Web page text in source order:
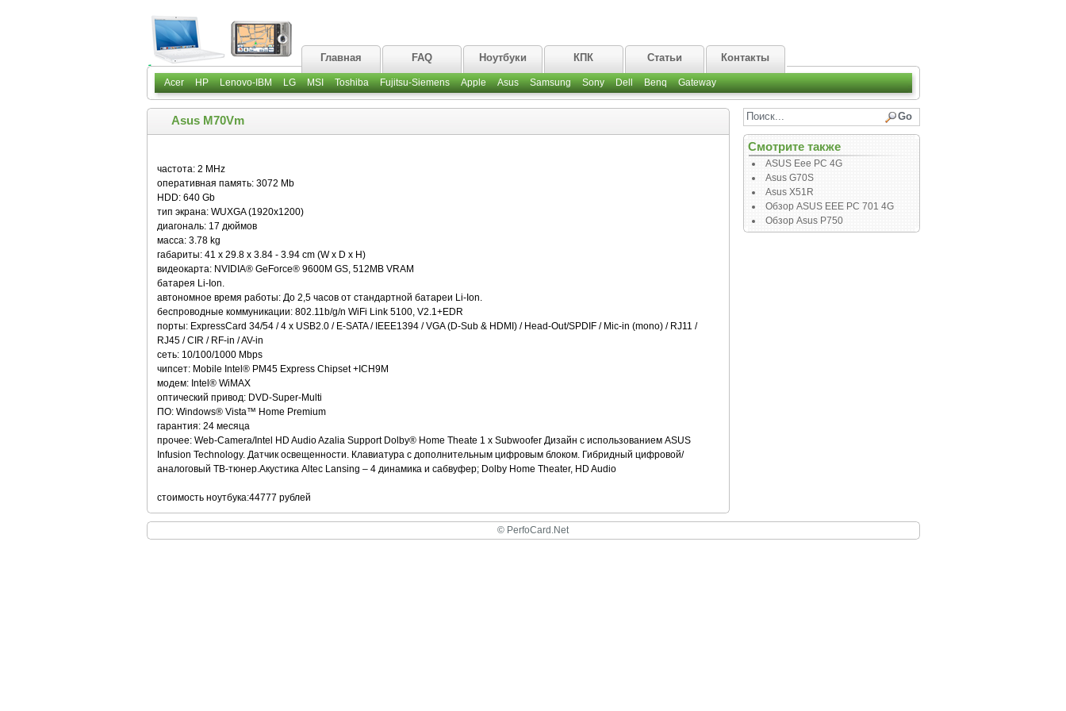
Главная FAQ Ноутбуки КПК Статьи Контакты
Acer HP Lenovo-IBM LG MSI Toshiba Fujitsu-Siemens Apple Asus Samsung Sony Dell Benq Gateway
Asus M70Vm
частота: 2 MHz
оперативная память: 3072 Mb
HDD: 640 Gb
тип экрана: WUXGA (1920x1200)
диагональ: 17 дюймов
масса: 3.78 kg
габариты: 41 x 29.8 x 3.84 - 3.94 cm (W x D x H)
видеокарта: NVIDIA® GeForce® 9600M GS, 512MB VRAM
батарея Li-Ion.
автономное время работы: До 2,5 часов от стандартной батареи Li-Ion.
беспроводные коммуникации: 802.11b/g/n WiFi Link 5100, V2.1+EDR
порты: ExpressCard 34/54 / 4 x USB2.0 / E-SATA / IEEE1394 / VGA (D-Sub & HDMI) / Head-Out/SPDIF / Mic-in (mono) / RJ11 /
RJ45 / CIR / RF-in / AV-in
сеть: 10/100/1000 Mbps
чипсет: Mobile Intel® PM45 Express Chipset +ICH9M
модем: Intel® WiMAX
оптический привод: DVD-Super-Multi
ПО: Windows® Vista™ Home Premium
гарантия: 24 месяца
прочее: Web-Camera/Intel HD Audio Azalia Support Dolby® Home Theate 1 x Subwoofer Дизайн с использованием ASUS
Infusion Technology. Датчик освещенности. Клавиатура с дополнительным цифровым блоком. Гибридный цифровой/
аналоговый ТВ-тюнер.Акустика Altec Lansing – 4 динамика и сабвуфер; Dolby Home Theater, HD Audio
стоимость ноутбука:44777 рублей
Смотрите также
ASUS Eee PC 4G
Asus G70S
Asus X51R
Обзор ASUS EEE PC 701 4G
Обзор Asus P750
© PerfoCard.Net